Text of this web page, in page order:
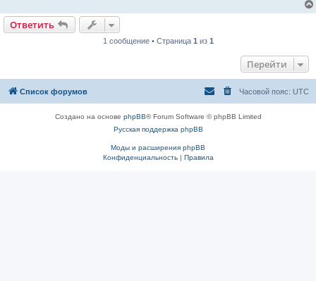
Ответить
1 сообщение • Страница 1 из 1
Перейти
Список форумов Часовой пояс: UTC
Создано на основе phpBB® Forum Software © phpBB Limited
Русская поддержка phpBB
Моды и расширения phpBB
Конфиденциальность| Правила